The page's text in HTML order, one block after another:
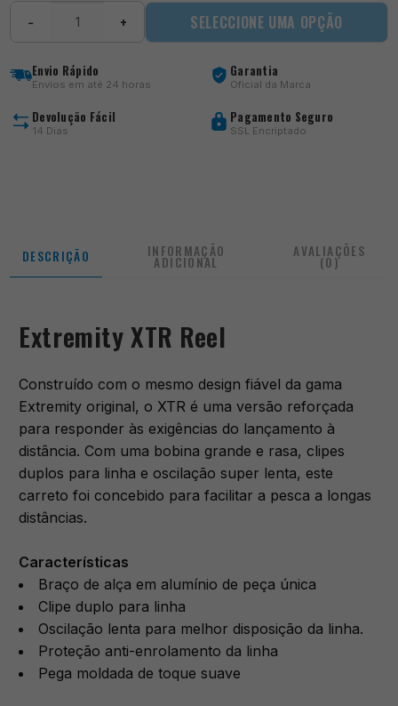
Reel
− + SELECCIONE UMA OPÇÃO
Envio Rápido
Envios em até 24 horas
Garantia
Oficial da Marca
Devolução Fácil
14 Dias
Pagamento Seguro
SSL Encriptado
DESCRIÇÃO INFORMAÇÃO
ADICIONAL
AVALIAÇÕES
(0)
Extremity XTR Reel
Construído com o mesmo design fiável da gama
Extremity original, o XTR é uma versão reforçada
para responder às exigências do lançamento à
distância. Com uma bobina grande e rasa, clipes
duplos para linha e oscilação super lenta, este
carreto foi concebido para facilitar a pesca a longas
distâncias.
Características
Braço de alça em alumínio de peça única
Clipe duplo para linha
Oscilação lenta para melhor disposição da linha.
Proteção anti-enrolamento da linha
Pega moldada de toque suave